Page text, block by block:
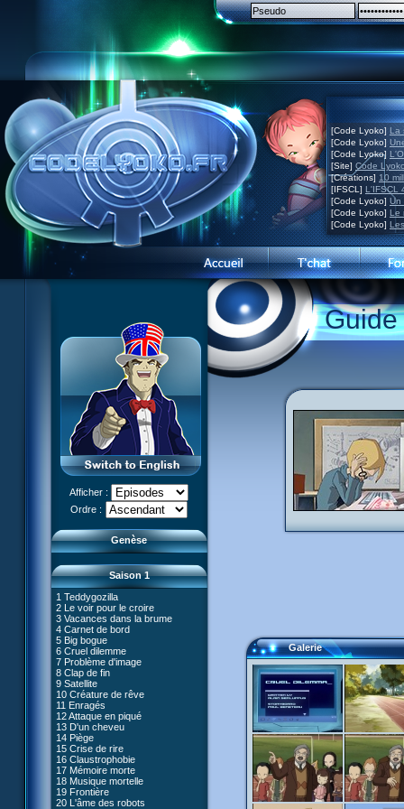
[Code Lyoko] La
[Code Lyoko]
[Code Lyoko]
[Site] Code
[Créations] 10
[IFSCL] L'IFSCL
[Code Lyoko] Un
[Code Lyoko] Le
[Code Lyoko]
Afficher :
Ordre :
Genèse
Le réveil de XANA (Partie 1)
Le réveil de XANA (Partie 2)
Saison 1
1 Teddygozilla
2 Le voir pour le croire
3 Vacances dans la brume
4 Carnet de bord
5 Big bogue
6 Cruel dilemme
7 Problème d'image
8 Clap de fin
9 Satellite
10 Créature de rêve
11 Enragés
12 Attaque en piqué
13 D'un cheveu
14 Piège
15 Crise de rire
16 Claustrophobie
17 Mémoire morte
18 Musique mortelle
19 Frontière
20 L'âme des robots
27 Nouvelle donne
28 Terre inconnue
29 Exploration
30 Un grand jour
31 Mister Pück
32 Saint Valentin
33 Mix final
34 Chaînon manquant
35 Les jeux sont faits
36 Marabounta
37 Intérêt commun
38 Tentation
39 Mauvaise conduite
40 Contagion
41 Ultimatum
42 Désordre
43 Mon meilleur ennemi
66 Renaissance
67 Mauvaise réplique
68 Première partie
69 Double foyer
70 Skidbladnir
71 Premier voyage
72 Leçon de choses
73 Réplika
74 Je préfère ne pas en parler !
75 Corps céleste
76 Le lac
77 Torpilles virtuelles
78 Expérience
79 Arachnophobie
#01 - XANA 2.0
#02 - Cortex
#03 - Spectromania
#04 - Madame Einstein
#05 - Rivalité
#06 - Soupçons
#07 - Compte-à-rebours
#08 - Virus
Galerie